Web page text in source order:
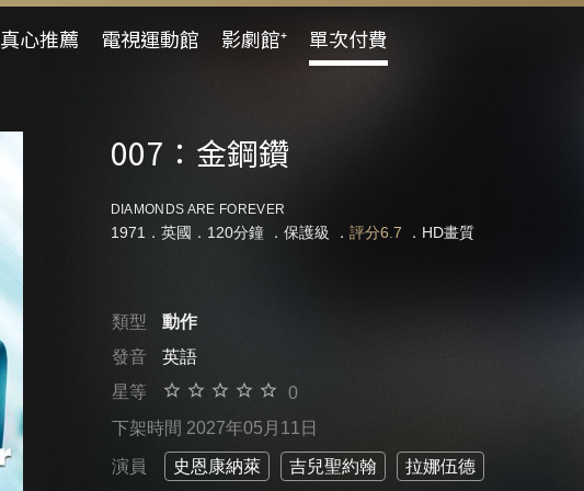
真心推薦 電視運動館 影劇館⁺ 單次付費
007：金鋼鑽
DIAMONDS ARE FOREVER
1971．英國．120分鐘 ． 保護級 ． 評分6.7 ．HD畫質
類型
動作
發音
英語
星等
0
下架時間 2027年05月11日
演員 史恩康納萊 吉兒聖約翰 拉娜伍德